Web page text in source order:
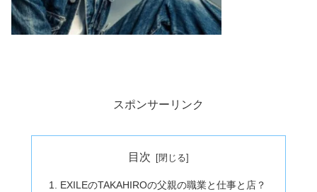
スポンサーリンク
目次
EXILEのTAKAHIROの父親の職業と仕事と店？